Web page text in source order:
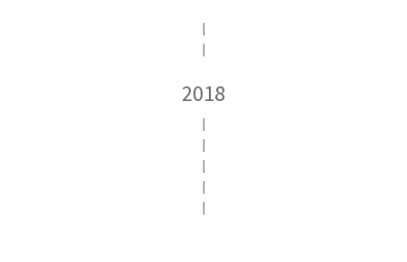
|
|
2018
|
|
|
|
|